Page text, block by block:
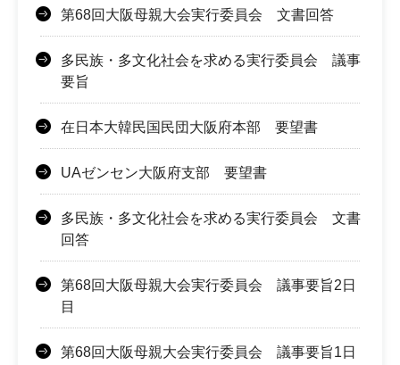
第68回大阪母親大会実行委員会 文書回答
多民族・多文化社会を求める実行委員会 議事
要旨
在日本大韓民国民団大阪府本部 要望書
UAゼンセン大阪府支部 要望書
多民族・多文化社会を求める実行委員会 文書
回答
第68回大阪母親大会実行委員会 議事要旨2日
目
第68回大阪母親大会実行委員会 議事要旨1日